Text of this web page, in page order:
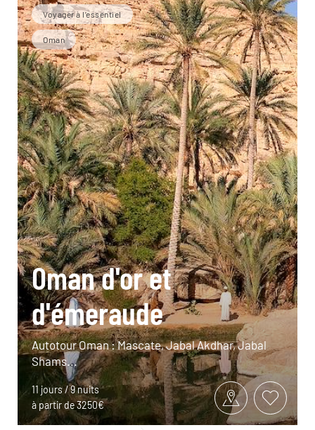
Voyager à l’essentiel
Oman
Oman d'or et
d'émeraude
Autotour Oman : Mascate, Jabal Akdhar, Jabal
Shams...
11 jours / 9 nuits
à partir de 3250€